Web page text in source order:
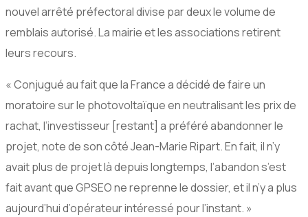
nouvel arrêté préfectoral divise par deux le volume de
remblais autorisé. La mairie et les associations retirent
leurs recours.
« Conjugué au fait que la France a décidé de faire un
moratoire sur le photovoltaïque en neutralisant les prix de
rachat, l’investisseur [restant] a préféré abandonner le
projet, note de son côté Jean-Marie Ripart. En fait, il n’y
avait plus de projet là depuis longtemps, l’abandon s’est
fait avant que GPSEO ne reprenne le dossier, et il n’y a plus
aujourd’hui d’opérateur intéressé pour l’instant. »